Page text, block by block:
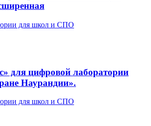
для школ и СПО
для цифровой лаборатории
Наурандии».
для школ и СПО